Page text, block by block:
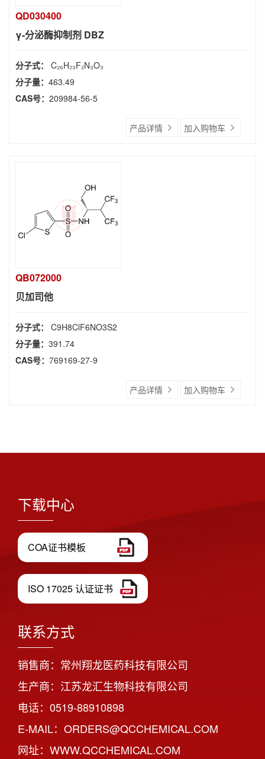
QD030400
γ-分泌酶抑制剂 DBZ
分子式： C₂₆H₂₃F₂N₃O₃
分子量： 463.49
CAS号： 209984-56-5
产品详情 加入购物车
QB072000
贝加司他
分子式： C9H8ClF6NO3S2
分子量： 391.74
CAS号： 769169-27-9
产品详情 加入购物车
下载中心
COA证书模板
ISO 17025 认证证书
联系方式
销售商：常州翔龙医药科技有限公司
生产商：江苏龙汇生物科技有限公司
电话：0519-88910898
E-MAIL：ORDERS@QCCHEMICAL.COM
网址：WWW.QCCHEMICAL.COM